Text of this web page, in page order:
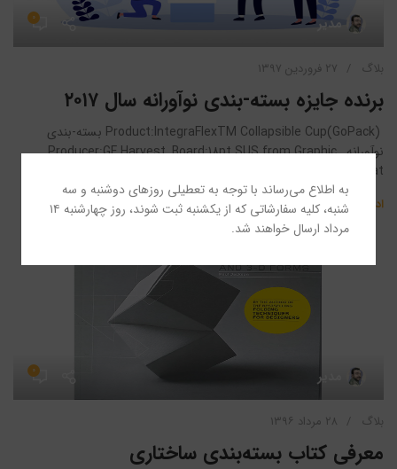
به اطلاع می‌رساند با توجه به تعطیلی روزهای دوشنبه و سه
شنبه، کلیه سفارشاتی که از یکشنبه ثبت شوند، روز چهارشنبه ۱۴
مرداد ارسال خواهند شد.
مدیر ۰
بلاگ ۲۷ فروردین ۱۳۹۷
برنده جایزه بسته-بندی نوآورانه سال ۲۰۱۷
(Product:IntegraFlexTM Collapsible Cup(GoPack بسته-بندی
نوآورانه, Producer:GF Harvest, Board:18pt SUS from Graphic
Packaging Internat...
ادامه مطلب
مدیر ۰
بلاگ ۲۸ مرداد ۱۳۹۶
معرفی کتاب بسته‌بندی ساختاری